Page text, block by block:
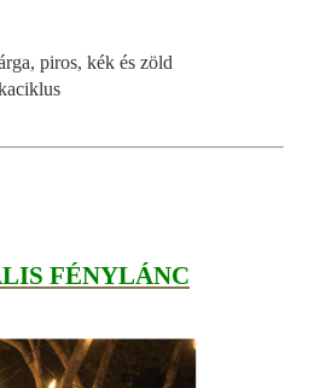
piros, kék és zöld
FÉNYLÁNC